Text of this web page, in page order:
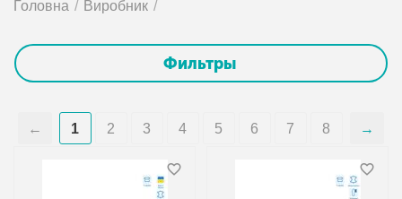
Головна / Виробник /
Фильтры
1 2 3 4 5 6 7 8